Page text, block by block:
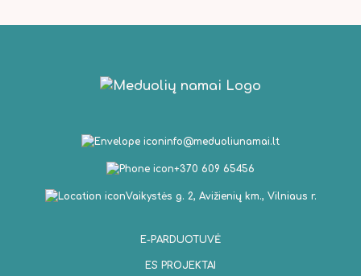
info@meduoliunamai.lt
+370 609 65456
Vaikystės g. 2, Avižienių km., Vilniaus r.
E-PARDUOTUVĖ
ES PROJEKTAI